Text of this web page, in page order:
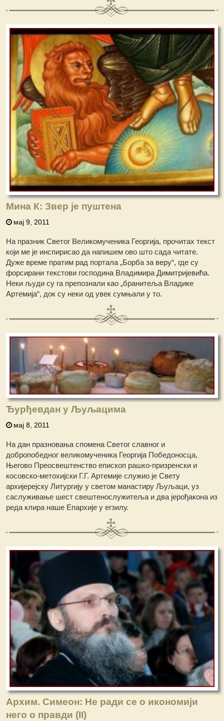
Мина К: Звер је пуштена
мај 9, 2011
На празник Светог Великомученика Георгија, прочитах текст
који ме је инспирисао да напишем ово што сада читате.
Дуже време пратим рад портала „Борба за веру“, где су
форсирани текстови господина Владимира Димитријевића.
Неки људи су га препознали као „бранитеља Владике
Артемија“, док су неки од увек сумњали у то.
Ђурђевдан у Љуљацима
мај 8, 2011
На дан празновања спомена Светог славног и
добропобедног великомученика Георгија Победоносца,
Његово Преосвештенство епископ рашко-призренски и
косовско-метохијски Г.Г. Артемије служио је Свету
архијерејску Литургију у светом манастиру Љуљаци, уз
саслуживање шест свештенослужитеља и два јерођакона из
реда клира нaше Епархије у егзилу.
Архим. Симеон: Не ради се о икономији
него о правди (II)